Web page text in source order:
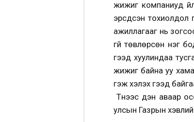
жижиг компаниуд
эрсдсэн тохиолдол
ажиллагааг нь
үгүй төвлөрсөн нэг
гээд хуулиндаа
жижиг байна уу
гэж хэлэх гээд
Түүнээс үүдэн
улсын Газрын